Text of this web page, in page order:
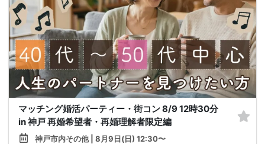
マッチング婚活パーティー・街コン 8/9 12時30分
in 神戸 再婚希望者・再婚理解者限定編
神戸市内その他 | 8月9日(日) 12:30〜